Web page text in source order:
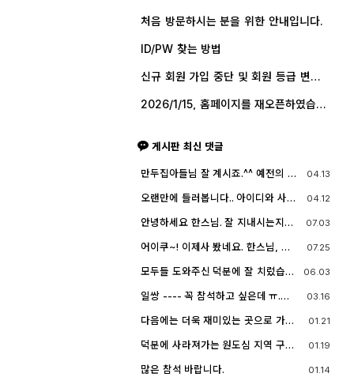
처음 방문하시는 분을 위한 안내입니다.
ID/PW 찾는 방법
신규 회원 가입 중단 및 회원 등급 변경
2026/1/15, 홈페이지를 재오픈하였습니
게시판 최신 댓글
만두집아들님 잘 계시죠.^^ 예전의 그
기억이 납니다. ^^;; djslr 홈페이지 활
동 및 사진 활동이 예전 같지는 않지
만, 동호회 활동의 추억을 남길 겸 가
능한 계속 홈페이지를 유지할 예정입
요.^^
04.13
오랜만에 들러봅니다.. 아이디와 사진
네요^^.. 다들 잘 지내시죠? 제가 이곳
에서 활동할때 까마득했던 회원님들
이었는데 이제 제가 그 나이가 되버렸
습니다^^..
04.12
안녕하세요 한스님. 잘 지내시는지
시간이었습니다
07.03
어이쿠~! 이제사 봤네요. 한스님, 안
07.25
모두들 도와주신 덕분에 잘 치렀습니
06.03
일쌍 ---- 꼭 참석하고 싶은데 ㅠ.
다. (다음에 개인적으로 들리겠습니
다)
03.16
다음에는 더욱 재미있는 곳으로 가보
네요.
01.21
덕분에 사라져가는 원도심 지역 구경
01.19
많은 참석 바랍니다. 01.14